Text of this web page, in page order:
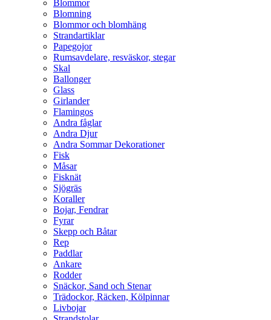
Blommor
Blomning
Blommor och blomhäng
Strandartiklar
Papegojor
Rumsavdelare, resväskor, stegar
Skal
Ballonger
Glass
Girlander
Flamingos
Andra fåglar
Andra Djur
Andra Sommar Dekorationer
Fisk
Måsar
Fisknät
Sjögräs
Koraller
Bojar, Fendrar
Fyrar
Skepp och Båtar
Rep
Paddlar
Ankare
Rodder
Snäckor, Sand och Stenar
Trädockor, Räcken, Kölpinnar
Livbojar